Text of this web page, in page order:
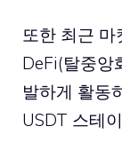
또한 최근
DeFi(탈중앙
발하게 활동
USDT 스테